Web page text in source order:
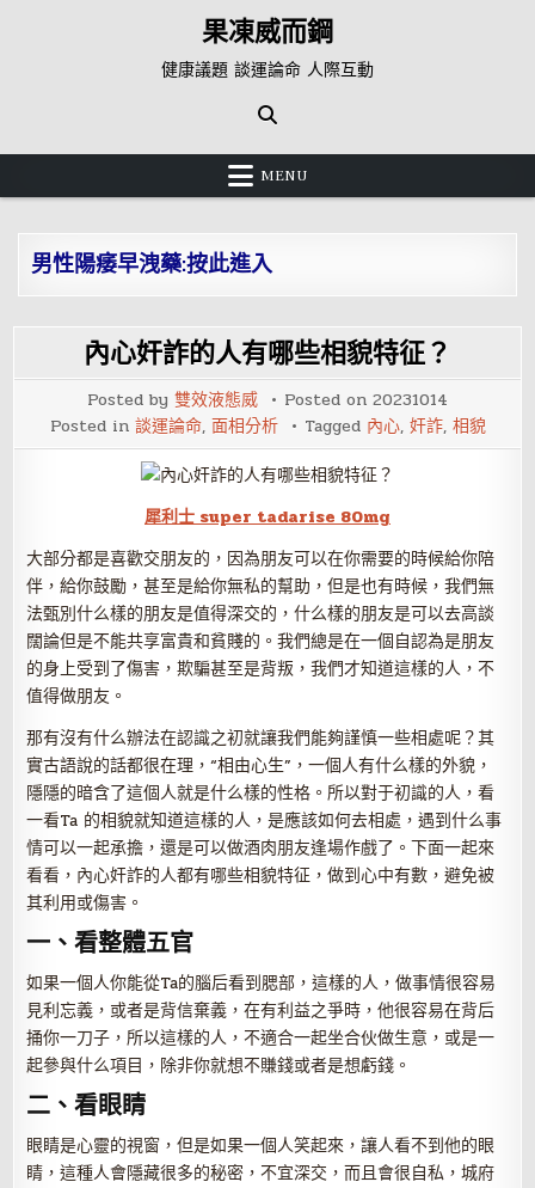
果凍威而鋼
健康議題 談運論命 人際互動
MENU
男性陽痿早洩藥:按此進入
內心奸詐的人有哪些相貌特征？
Posted by 雙效液態威 Posted on 20231014
Posted in 談運論命, 面相分析 Tagged 內心, 奸詐, 相貌
犀利士 super tadarise 80mg
大部分都是喜歡交朋友的，因為朋友可以在你需要的時候給你陪
伴，給你鼓勵，甚至是給你無私的幫助，但是也有時候，我們無
法甄別什么樣的朋友是值得深交的，什么樣的朋友是可以去高談
闊論但是不能共享富貴和貧賤的。我們總是在一個自認為是朋友
的身上受到了傷害，欺騙甚至是背叛，我們才知道這樣的人，不
值得做朋友。
那有沒有什么辦法在認識之初就讓我們能夠謹慎一些相處呢？其
實古語說的話都很在理，“相由心生”，一個人有什么樣的外貌，
隱隱的暗含了這個人就是什么樣的性格。所以對于初識的人，看
一看Ta 的相貌就知道這樣的人，是應該如何去相處，遇到什么事
情可以一起承擔，還是可以做酒肉朋友逢場作戲了。下面一起來
看看，內心奸詐的人都有哪些相貌特征，做到心中有數，避免被
其利用或傷害。
一、看整體五官
如果一個人你能從Ta的腦后看到腮部，這樣的人，做事情很容易
見利忘義，或者是背信棄義，在有利益之爭時，他很容易在背后
捅你一刀子，所以這樣的人，不適合一起坐合伙做生意，或是一
起參與什么項目，除非你就想不賺錢或者是想虧錢。
二、看眼睛
眼睛是心靈的視窗，但是如果一個人笑起來，讓人看不到他的眼
睛，這種人會隱藏很多的秘密，不宜深交，而且會很自私，城府